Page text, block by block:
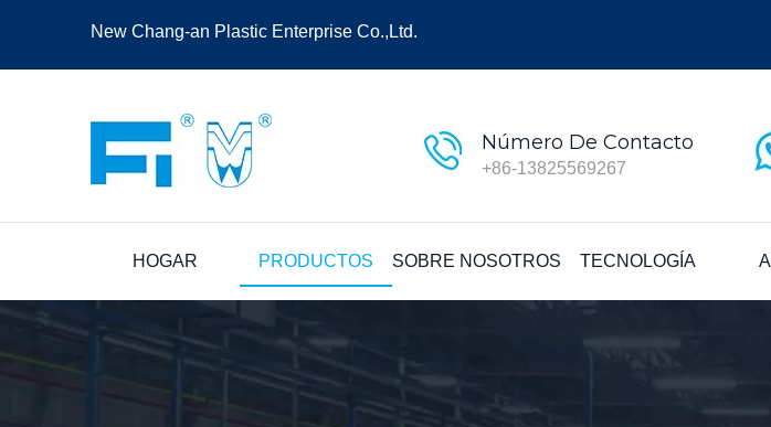
New Chang-an Plastic Enterprise Co.,Ltd.
Número De Contacto
+86-13825569267
HOGAR PRODUCTOS SOBRE NOSOTROS TECNOLOGÍA